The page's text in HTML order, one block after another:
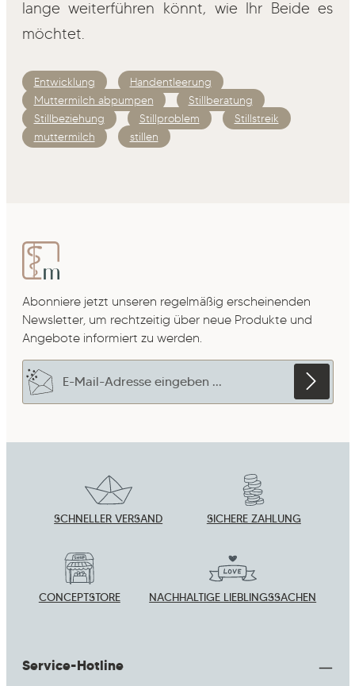
lange weiterführen könnt, wie Ihr Beide es
möchtet.
Entwicklung
Handentleerung
Muttermilch abpumpen
Stillberatung
Stillbeziehung
Stillproblem
Stillstreik
muttermilch
stillen
Abonniere jetzt unseren regelmäßig erscheinenden
Newsletter, um rechtzeitig über neue Produkte und
Angebote informiert zu werden.
E-Mail-Adresse*
AGBgelesen und
bin mit ihnen einverstanden.
Zeichen ein*
SCHNELLER VERSAND SICHERE ZAHLUNG
CONCEPTSTORE NACHHALTIGE LIEBLINGSSACHEN
Service-Hotline